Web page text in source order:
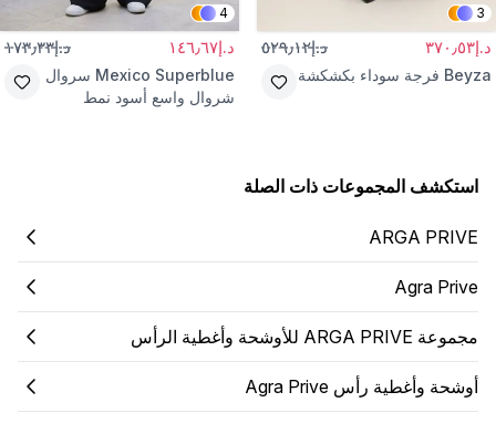
3
د.إ٣٧٠٫٥٣ د.إ٥٢٩٫١٢
Beyza فرجة سوداء بكشكشة
4
د.إ١٤٦٫٦٧ د.إ١٧٣٫٣٣
Mexico Superblue سروال
شروال واسع أسود نمط
استكشف المجموعات ذات الصلة
ARGA PRIVE
Agra Prive
مجموعة ARGA PRIVE للأوشحة وأغطية الرأس
أوشحة وأغطية رأس Agra Prive